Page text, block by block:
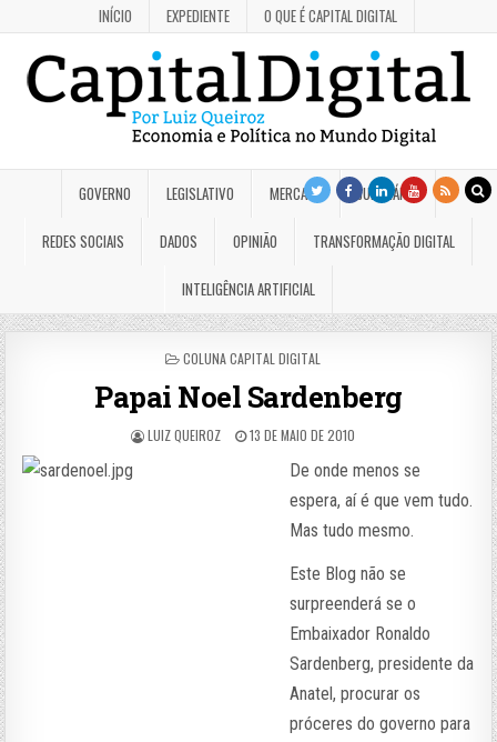
INÍCIO EXPEDIENTE O QUE É CAPITAL DIGITAL
GOVERNO LEGISLATIVO MERCADO JUDICIÁRIO
REDES SOCIAIS DADOS OPINIÃO TRANSFORMAÇÃO DIGITAL
INTELIGÊNCIA ARTIFICIAL
POSTED
COLUNA CAPITAL DIGITAL
Papai Noel Sardenberg
LUIZ QUEIROZ 13 DE MAIO DE 2010
De onde menos se
espera, aí é que vem tudo.
Mas tudo mesmo.
Este Blog não se
surpreenderá se o
Embaixador Ronaldo
Sardenberg, presidente da
Anatel, procurar os
próceres do governo para